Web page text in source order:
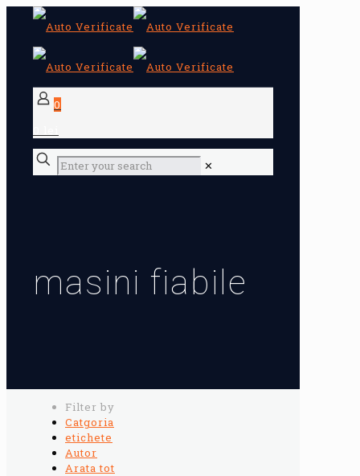
0
✕
masini fiabile
Filter by
Catgoria
etichete
Autor
Arata tot